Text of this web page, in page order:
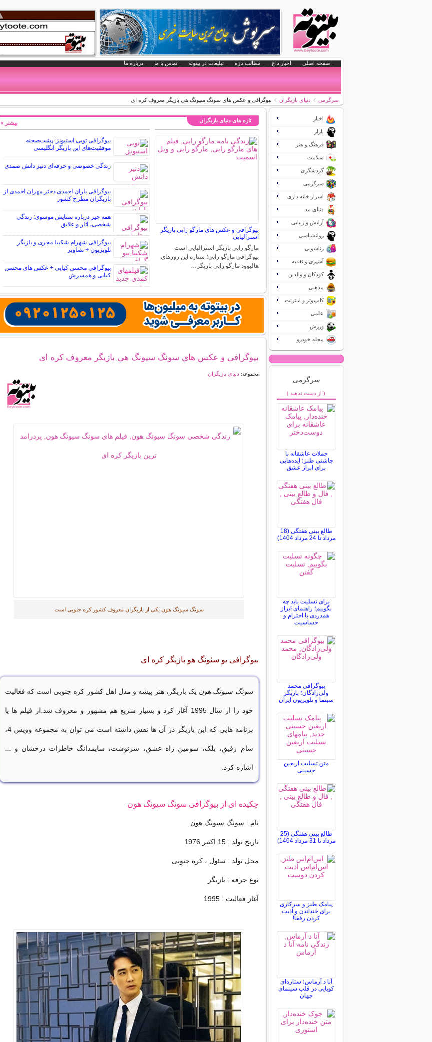
صفحه اصلی اخبار داغ مطالب تازه تبلیغات در بیتوته تماس با ما درباره ما
سرگرمی دنیای بازیگران بیوگرافی و عکس های سونگ سیونگ هی بازیگر معروف کره ای
تازه های دنیای بازیگران
بیوگرافی و عکس های مارگو رابی بازیگر
استرالیایی
مارگو رابی بازیگر استرالیایی است
بیوگرافی مارگو رابی؛ ستاره این روزهای
هالیوود مارگو رابی بازیگر…
بیوگرافی توبی استیونز: پشت‌صحنه
موفقیت‌های این بازیگر انگلیسی
زندگی خصوصی و حرفه‌ای دنیز دانش صمدی
بیوگرافی باران احمدی دختر مهران احمدی از
بازیگران مطرح کشور
همه چیز درباره ستایش موسوی: زندگی
شخصی، آثار و علایق
بیوگرافی شهرام شکیبا مجری و بازیگر
تلویزیون + تصاویر
بیوگرافی محسن کیایی + عکس های محسن
کیایی و همسرش
بیشتر »
بیوگرافی و عکس های سونگ سیونگ هی بازیگر معروف کره ای
مجموعه:دنیای بازیگران
سونگ سیونگ هون یکی از بازیگران معروف کشور کره جنوبی است
بیوگرافی یو سئونگ هو بازیگر کره ای
سونگ سیونگ هون یک بازیگر، هنر پیشه و مدل اهل کشور کره جنوبی است که فعالیت
خود را از سال 1995 آغاز کرد و بسیار سریع هم مشهور و معروف شد.از فیلم ها یا
برنامه هایی که این بازیگر در آن ها نقش داشته است می توان به مجموعه وویس 4،
شام رفیق، بلک، سومین راه عشق، سرنوشت، سایمدانگ خاطرات درخشان و ...
اشاره کرد.
چکیده ای از بیوگرافی سونگ سیونگ هون
نام : سونگ سیونگ هون
تاریخ تولد : 15 اکتبر 1976
محل تولد : سئول ، کره جنوبی
نوع حرفه‌ : بازیگر
آغاز فعالیت : 1995
اخبار
بازار
فرهنگ و هنر
سلامت
گردشگری
سرگرمی
اسرار خانه داری
دنیای مد
آرایش و زیبایی
روانشناسی
زناشویی
آشپزی و تغذیه
کودکان و والدین
مذهبی
کامپیوتر و اینترنت
علمی
ورزش
مجله خودرو
سرگرمی
( از دست ندهید )
جملات عاشقانه با
چاشنی طنز؛ ایده‌هایی
برای ابراز عشق
طالع بینی هفتگی (18
مرداد تا 24 مرداد 1404)
برای تسلیت باید چه
بگوییم؛ راهنمای ابراز
همدردی با احترام و
حساسیت
بیوگرافی محمد
ولی‌زادگان؛ بازیگر
سینما و تلویزیون ایران
متن تسلیت اربعین
حسینی
طالع بینی هفتگی (25
مرداد تا 31 مرداد 1404)
پیامک طنز و سرکاری
برای خنداندن و اذیت
کردن رفقا!
آنا د آرماس؛ ستاره‌ای
کوبایی در قلب سینمای
جهان